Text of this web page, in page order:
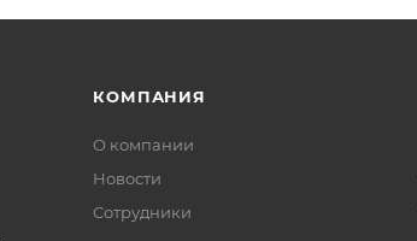
КОМПАНИЯ
О компании
Новости
Сотрудники